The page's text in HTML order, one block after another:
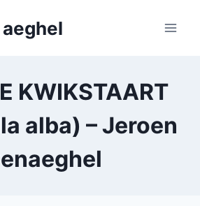
KWIKSTAART
alba) – Jeroen